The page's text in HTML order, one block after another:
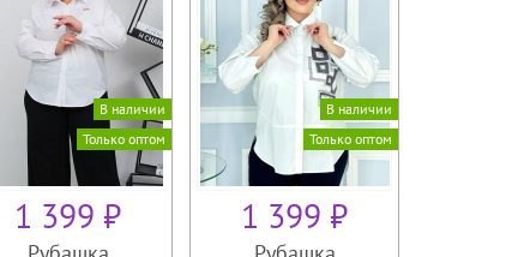
В наличии
Только оптом
1 399 ₽
В наличии
Только оптом
1 399 ₽